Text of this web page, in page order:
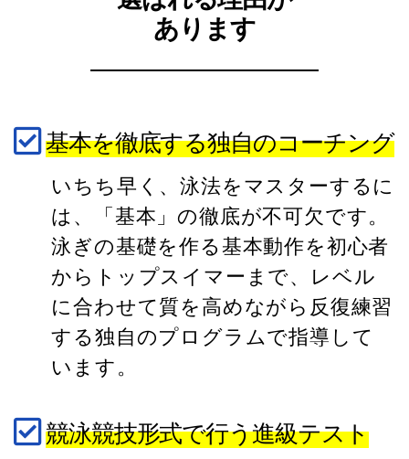
あります
基本を徹底する独自のコーチング
いちち早く、泳法をマスターするに
は、「基本」の徹底が不可欠です。
泳ぎの基礎を作る基本動作を初心者
からトップスイマーまで、レベル
に合わせて質を高めながら反復練習
する独自のプログラムで指導して
います。
競泳競技形式で行う進級テスト